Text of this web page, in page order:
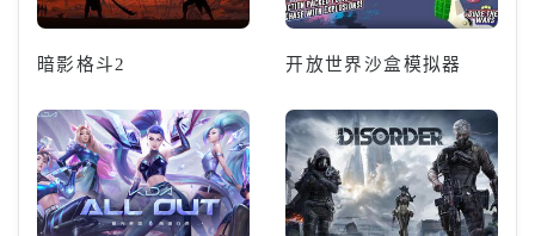
暗影格斗2 开放世界沙盒模拟器